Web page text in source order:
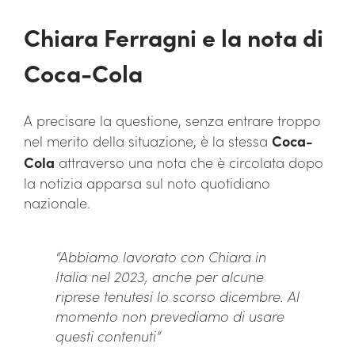
Chiara Ferragni e la nota di
Coca-Cola
A precisare la questione, senza entrare troppo
nel merito della situazione, è la stessa Coca-
Cola attraverso una nota che è circolata dopo
la notizia apparsa sul noto quotidiano
nazionale.
“Abbiamo lavorato con Chiara in
Italia nel 2023, anche per alcune
riprese tenutesi lo scorso dicembre. Al
momento non prevediamo di usare
questi contenuti”